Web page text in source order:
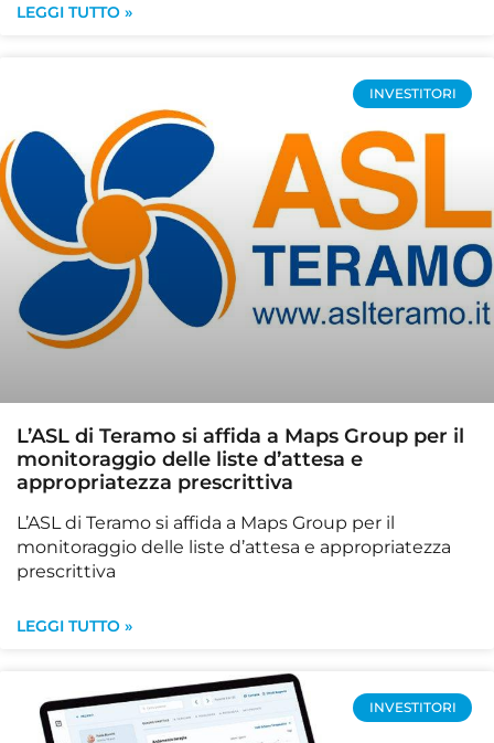
LEGGI TUTTO »
INVESTITORI
L’ASL di Teramo si affida a Maps Group per il
monitoraggio delle liste d’attesa e
appropriatezza prescrittiva
L’ASL di Teramo si affida a Maps Group per il
monitoraggio delle liste d’attesa e appropriatezza
prescrittiva
LEGGI TUTTO »
INVESTITORI